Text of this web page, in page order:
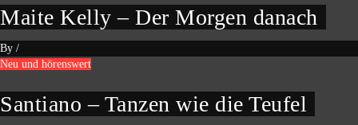
Maite Kelly – Der Morgen danach
By /
Neu und hörenswert
Santiano – Tanzen wie die Teufel